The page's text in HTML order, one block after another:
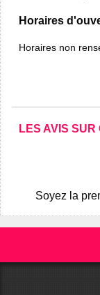
Horaires
Horaires non
LES AVIS
Soyez la